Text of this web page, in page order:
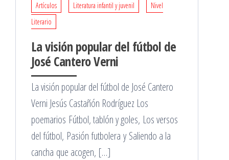
Artículos Literatura infantil y juvenil
Nivel
Literario
La visión popular del fútbol de
José Cantero Verni
La visión popular del fútbol de José Cantero
Verni Jesús Castañón Rodríguez Los
poemarios Fútbol, tablón y goles, Los versos
del fútbol, Pasión futbolera y Saliendo a la
cancha que acogen, […]